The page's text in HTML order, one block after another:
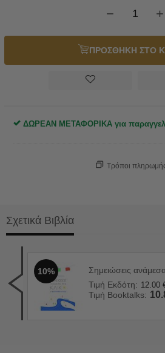
+
−
ΠΡΟΣΘΗΚΗ ΣΤΟ
ΔΩΡΕΑΝ ΜΕΤΑΦΟΡΙΚΑ για
Τρόποι
Σχετικά Βιβλία
10%
Σημειώσεις
Τιμή Εκδότη: 12.00
Τιμή Booktalks: